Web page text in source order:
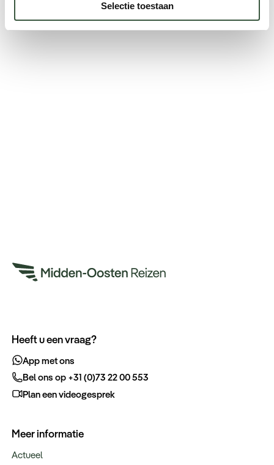
Selectie toestaan
Heeft u een vraag?
App met ons
Bel ons op +31 (0)73 22 00 553
Plan een videogesprek
Meer informatie
Actueel